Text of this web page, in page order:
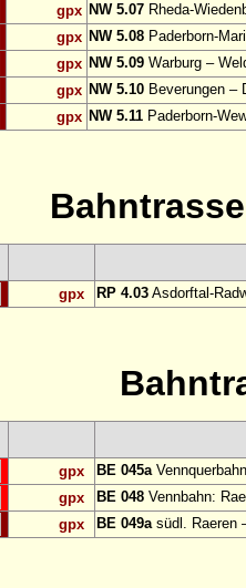
gpx NW 5.07 Rheda-
gpx NW 5.08 Paderborn-
gpx NW 5.09 Warburg –
gpx NW 5.10 Beverungen –
gpx NW 5.11 Paderborn-
gpx RP 4.03 Asdorftal-
gpx BE 045a
gpx
BE 048 Vennbahn:
gpx
BE 049asüdl. Raeren